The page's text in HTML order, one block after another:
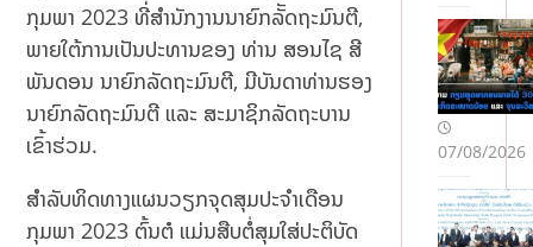
ກຸມພາ 2023 ທີ່ສຳນັກງານນາຍົກລັັດຖະມົນຕີ,
ພາຍໃຕ້ການເປັນປະທານຂອງ ທ່ານ ສອນໄຊ ສີ
ພັນດອນ ນາຍົກລັດຖະມົນຕີ, ມີບັນດາທ່ານຮອງ
ນາຍົກລັດຖະມົນຕີ ແລະ ສະມາຊິກລັດຖະບານ
ເຂົ້າຮ່ວມ.
ສໍາລັບທິດທາງແຜນວຽກຈຸດສຸມປະຈຳເດືອນ
ກຸມພາ 2023 ຕົ້ນຕໍ ແມ່ນສືບຕໍ່ສຸມໃສ່ປະຕິບັດ
07/08/2026